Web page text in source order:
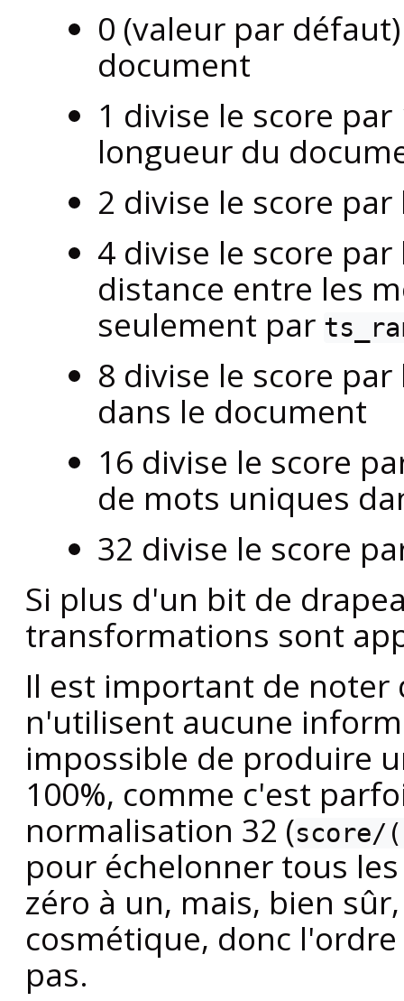
0 (valeur par
document
1 divise le score
longueur du
2 divise le score
4 divise le score
distance entre les
seulement par
8 divise le score
dans le document
16 divise le score
de mots uniques
32 divise le score
Si plus d'un bit de
transformations sont
Il est important de noter
n'utilisent aucune
impossible de produire
100%, comme c'est
normalisation 32 (score/
pour échelonner tous
zéro à un, mais, bien
cosmétique, donc
pas.